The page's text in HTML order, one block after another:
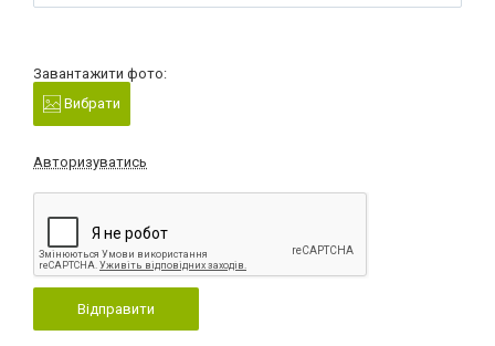
Завантажити фото:
Вибрати
Авторизуватись
Відправити